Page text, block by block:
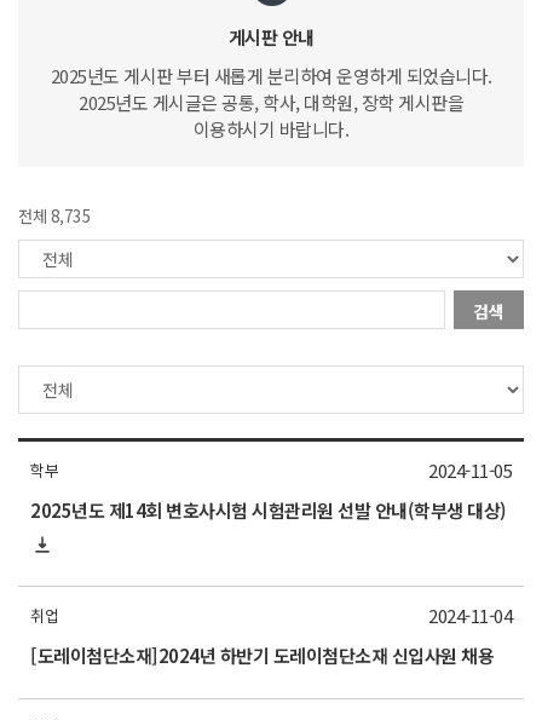
게시판 안내
2025년도 게시판 부터 새롭게 분리하여 운영하게 되었습니다.
2025년도 게시글은 공통, 학사, 대학원, 장학 게시판을
이용하시기 바랍니다.
전체 8,735
검색
학부
2025년도 제14회 변호사시험 시험관리원 선발 안내(학부생 대상)
2024-11-05
취업
[도레이첨단소재]2024년 하반기 도레이첨단소재 신입사원 채용
2024-11-04